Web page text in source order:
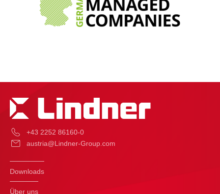
+43 2252 86160-0
austria@Lindner-Group.com
Downloads
Über uns